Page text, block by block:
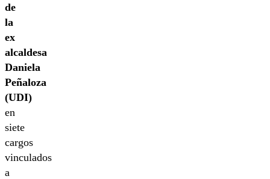
de
la
ex
alcaldesa
Daniela
Peñaloza
(UDI)
en
siete
cargos
vinculados
a